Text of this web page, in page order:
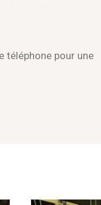
téléphone pour une